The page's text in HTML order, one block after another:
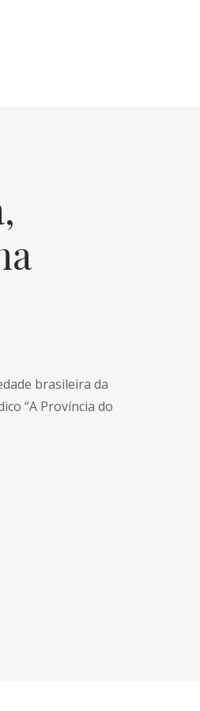
brasileira da
“A Província do